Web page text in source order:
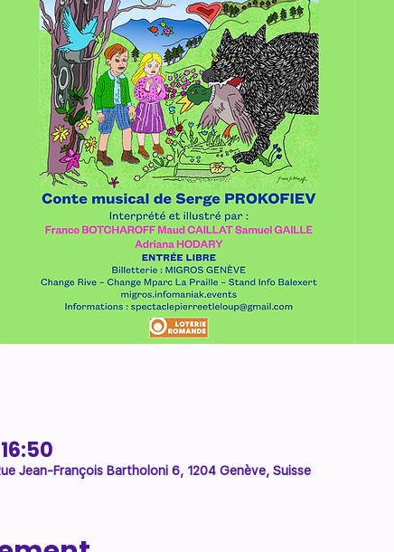
Jean-François Bartholoni 6, 1204 Genève, Suisse